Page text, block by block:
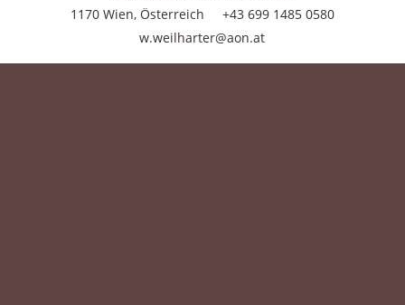
1170 Wien, Österreich
+43 699 1485 0580
w.weilharter@aon.at